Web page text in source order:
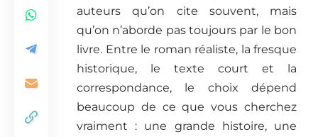
auteurs qu’on cite souvent, mais
qu’on n’aborde pas toujours par le bon
livre. Entre le roman réaliste, la fresque
historique, le texte court et la
correspondance, le choix dépend
beaucoup de ce que vous cherchez
vraiment : une grande histoire, une